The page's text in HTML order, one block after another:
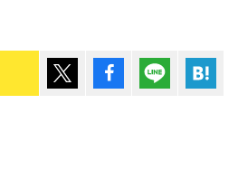
ポスト シェア Lineで送